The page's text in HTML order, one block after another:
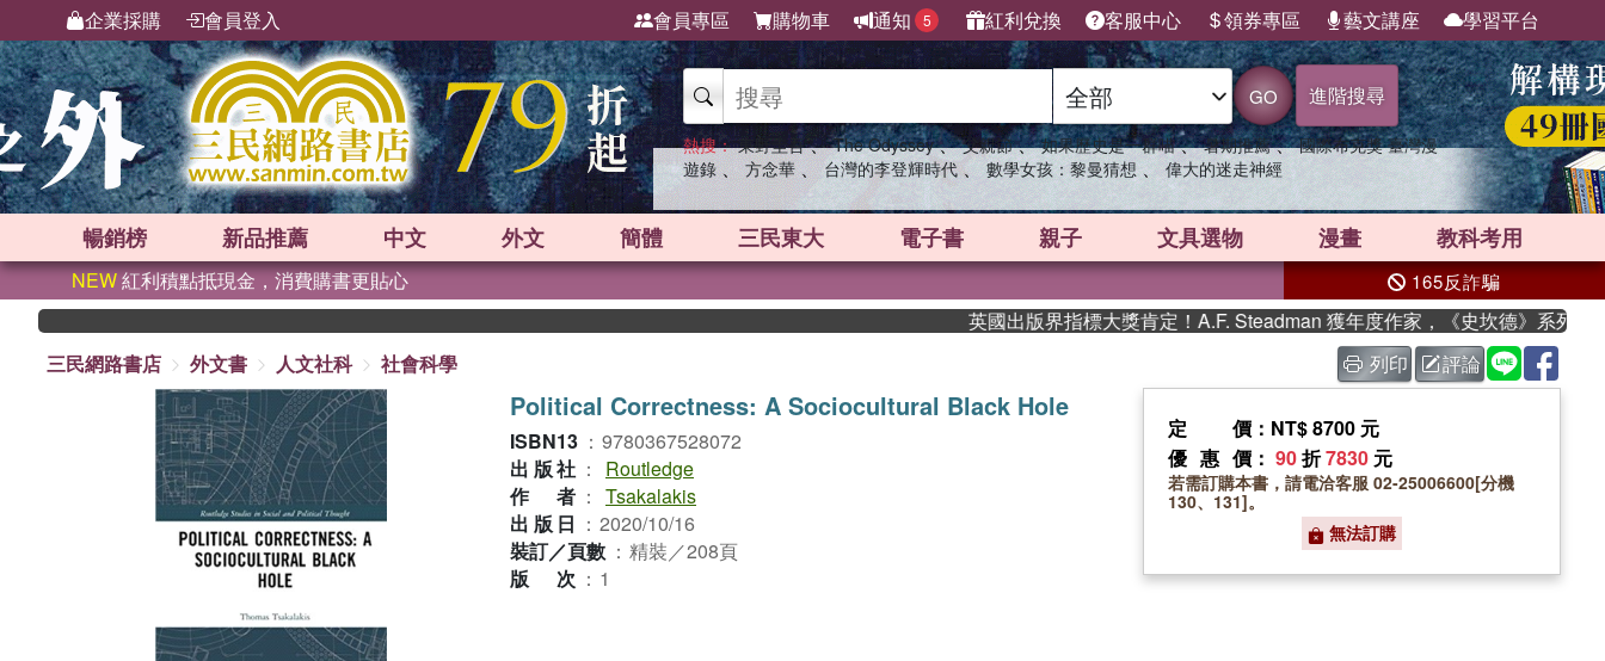
企業採購 會員登入 會員專區 購物車 通知 5 紅利兌換 客服中心 領券專區 藝文講座 學習平台
GO 進階搜尋
熱搜： 東野圭吾 、 The Odyssey 、 父親節 、 如果歷史是一群喵 、 暑期推薦 、 國際布克獎 臺灣漫
遊錄 、 方念華 、 台灣的李登輝時代 、 數學女孩：黎曼猜想 、 偉大的迷走神經
暢銷榜 新品推薦 中文 外文 簡體 三民東大 電子書 親子 文具選物 漫畫 教科考用
NEW紅利積點抵現金，消費購書更貼心 165反詐騙
英國出版界指標大獎肯定！A.F. Steadman 獲年度作家，《史坎德》系列帶你踏
三民網路書店
外文書 人文社科 社會科學 列印 評論
Political Correctness: A Sociocultural Black Hole
ISBN13 ： 9780367528072
出版社 ：
Routledge
作者 ： Tsakalakis
出版日 ： 2020/10/16
裝訂／頁數 ： 精裝／208頁
版次 ： 1
定價 ：NT$ 8700 元
優惠價 ： 90折7830 元
若需訂購本書，請電洽客服 02-25006600[分機
130、131]。
無法訂購